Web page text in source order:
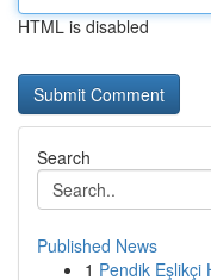
HTML is disabled
Search
Published News
1 Pendik Eşlikçi